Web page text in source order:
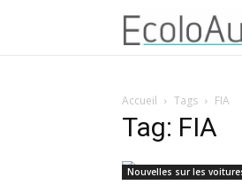
Accueil Tags FIA
Tag: FIA
Nouvelles sur les